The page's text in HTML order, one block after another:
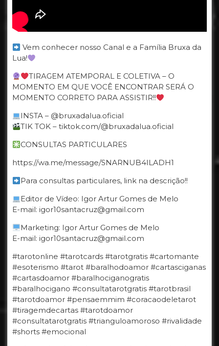
Vem conhecer nosso Canal e a Família Bruxa da
Lua!
TIRAGEM ATEMPORAL E COLETIVA – O
MOMENTO EM QUE VOCÊ ENCONTRAR SERÁ O
MOMENTO CORRETO PARA ASSISTIR!!
INSTA – @bruxadalua.oficial
TIK TOK – tiktok.com/@bruxadalua.oficial
CONSULTAS PARTICULARES
https://wa.me/message/SNARNUB4ILADH1
Para consultas particulares, link na descrição!!
Editor de Vídeo: Igor Artur Gomes de Melo
E-mail: igor10santacruz@gmail.com
Marketing: Igor Artur Gomes de Melo
E-mail: igor10santacruz@gmail.com
#tarotonline #tarotcards #tarotgratis #cartomante
#esoterismo #tarot #baralhodoamor #cartasciganas
#cartasdoamor #baralhociganogratis
#baralhocigano #consultatarotgratis #tarotbrasil
#tarotdoamor #pensaemmim #coracaodeletarot
#tiragemdecartas #tarotdoamor
#consultatarotgratis #trianguloamoroso #rivalidade
#shorts #emocional